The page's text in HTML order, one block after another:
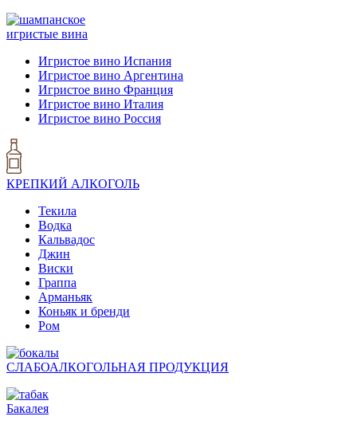
игристые вина
Игристое вино Испания
Игристое вино Аргентина
Игристое вино Франция
Игристое вино Италия
Игристое вино Россия
КРЕПКИЙ АЛКОГОЛЬ
Текила
Водка
Кальвадос
Джин
Виски
Граппа
Арманьяк
Коньяк и бренди
Ром
СЛАБОАЛКОГОЛЬНАЯ ПРОДУКЦИЯ
Бакалея